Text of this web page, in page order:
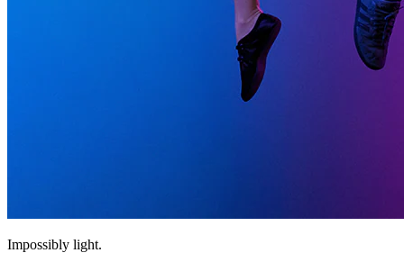
Impossibly light.